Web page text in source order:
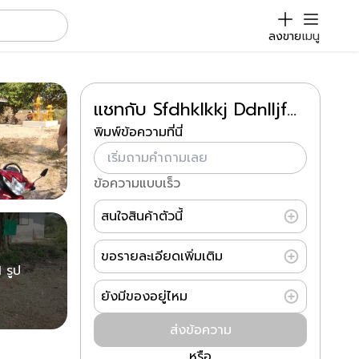
ลงขายเมนู
รูป
แชทกับ Sfdhklkkj Ddnlljfdn
พิมพ์ข้อความที่นี่
ข้อความแบบเร็ว
สนใจสินค้าตัวนี้
ขอรายละเอียดเพิ่มเติม
ยังมีของอยู่ไหม
ส่งข้อความ